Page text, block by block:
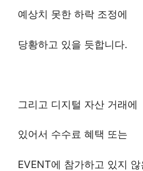
예상치 못한 하락 조정에
당황하고 있을 듯합니다.
그리고 디지털 자산 거래에
있어서 수수료 혜택 또는
EVENT에 참가하고 있지 않